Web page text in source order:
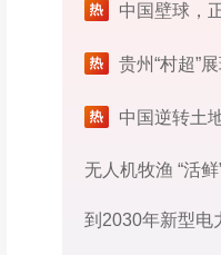
中国壁球，
贵州“村超”
中国逆转土
无人机牧渔 “活
到2030年新型电